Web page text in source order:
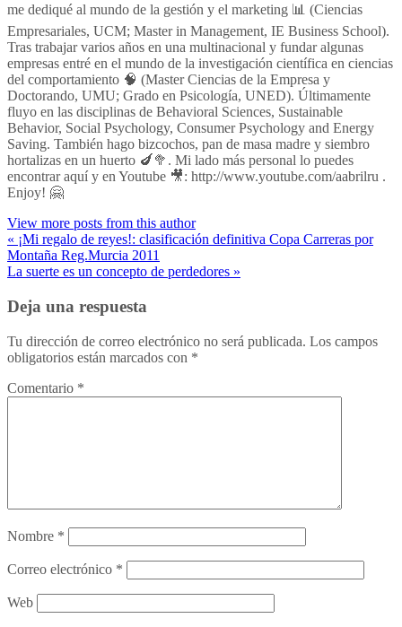
me dediqué al mundo de la gestión y el marketing 📊 (Ciencias
Empresariales, UCM; Master in Management, IE Business School).
Tras trabajar varios años en una multinacional y fundar algunas
empresas entré en el mundo de la investigación científica en ciencias
del comportamiento 🧠 (Master Ciencias de la Empresa y
Doctorando, UMU; Grado en Psicología, UNED). Últimamente
fluyo en las disciplinas de Behavioral Sciences, Sustainable
Behavior, Social Psychology, Consumer Psychology and Energy
Saving. También hago bizcochos, pan de masa madre y siembro
hortalizas en un huerto 🍆🥦. Mi lado más personal lo puedes
encontrar aquí y en Youtube 🎥: http://www.youtube.com/aabrilru .
Enjoy! 🤗
View more posts from this author
« ¡Mi regalo de reyes!: clasificación definitiva Copa Carreras por
Montaña Reg.Murcia 2011
La suerte es un concepto de perdedores »
Deja una respuesta
Tu dirección de correo electrónico no será publicada. Los campos
obligatorios están marcados con *
Comentario *
Nombre *
Correo electrónico *
Web